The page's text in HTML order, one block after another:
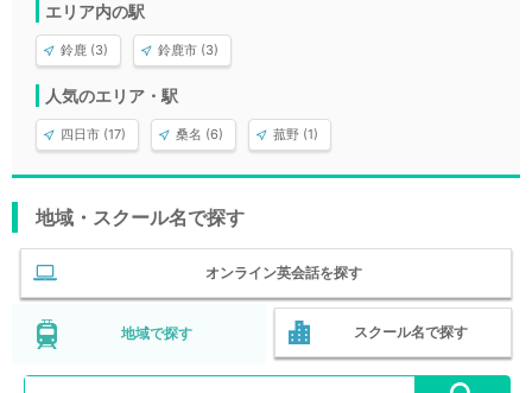
エリア内の駅
鈴鹿 (3) 鈴鹿市 (3)
人気のエリア・駅
四日市 (17) 桑名 (6) 菰野 (1)
地域・スクール名で探す
オンライン英会話を探す
地域で探す スクール名で探す